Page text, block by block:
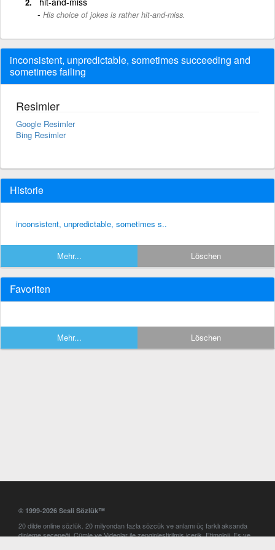
His choice of jokes is rather hit-and-miss.
inconsistent, unpredictable, sometimes succeeding and
sometimes failing
Resimler
Google Resimler
Bing Resimler
Historie
inconsistent, unpredictable, sometimes s..
Mehr... Löschen
Favoriten
Mehr... Löschen
© 1999-2026 Sesli Sözlük™
20 dilde online sözlük. 20 milyondan fazla sözcük ve anlamı üç farklı aksanda
dinleme seçeneği. Cümle ve Videolar ile zenginleştirilmiş içerik. Etimoloji, Eş ve